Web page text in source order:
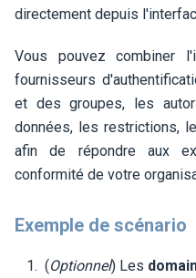
directement depuis
Vous pouvez combiner
fournisseurs
et des groupes, les
données, les restrictions,
afin de répondre aux
conformité de votre
Exemple de scénario
(Optionnel) Les